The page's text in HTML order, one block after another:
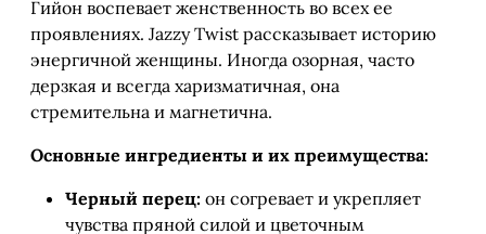
Гийон воспевает женственность во всех ее
проявлениях. Jazzy Twist рассказывает историю
энергичной женщины. Иногда озорная, часто
дерзкая и всегда харизматичная, она
стремительна и магнетична.
Основные ингредиенты и их преимущества:
Черный перец: он согревает и укрепляет
чувства пряной силой и цветочным